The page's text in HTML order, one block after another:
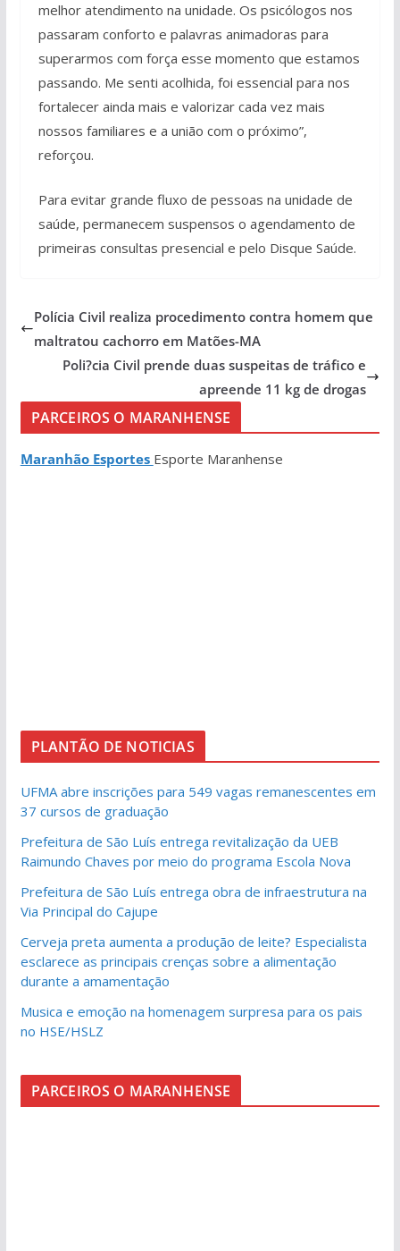
melhor atendimento na unidade. Os psicólogos nos
passaram conforto e palavras animadoras para
superarmos com força esse momento que estamos
passando. Me senti acolhida, foi essencial para nos
fortalecer ainda mais e valorizar cada vez mais
nossos familiares e a união com o próximo”,
reforçou.
Para evitar grande fluxo de pessoas na unidade de
saúde, permanecem suspensos o agendamento de
primeiras consultas presencial e pelo Disque Saúde.
Polícia Civil realiza procedimento contra homem que
maltratou cachorro em Matões-MA
Poli?cia Civil prende duas suspeitas de tráfico e
apreende 11 kg de drogas
PARCEIROS O MARANHENSE
Maranhão Esportes Esporte Maranhense
PLANTÃO DE NOTICIAS
UFMA abre inscrições para 549 vagas remanescentes em
37 cursos de graduação
Prefeitura de São Luís entrega revitalização da UEB
Raimundo Chaves por meio do programa Escola Nova
Prefeitura de São Luís entrega obra de infraestrutura na
Via Principal do Cajupe
Cerveja preta aumenta a produção de leite? Especialista
esclarece as principais crenças sobre a alimentação
durante a amamentação
Musica e emoção na homenagem surpresa para os pais
no HSE/HSLZ
PARCEIROS O MARANHENSE